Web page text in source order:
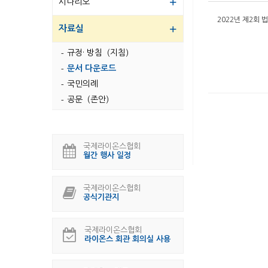
2022년 제2회
시나리오
자료실
규정· 방침（지침）
문서 다운로드
국민의례
공문（존안）
국제라이온스협회
월간 행사 일정
국제라이온스협회
공식기관지
국제라이온스협회
라이온스 회관 회의실 사용